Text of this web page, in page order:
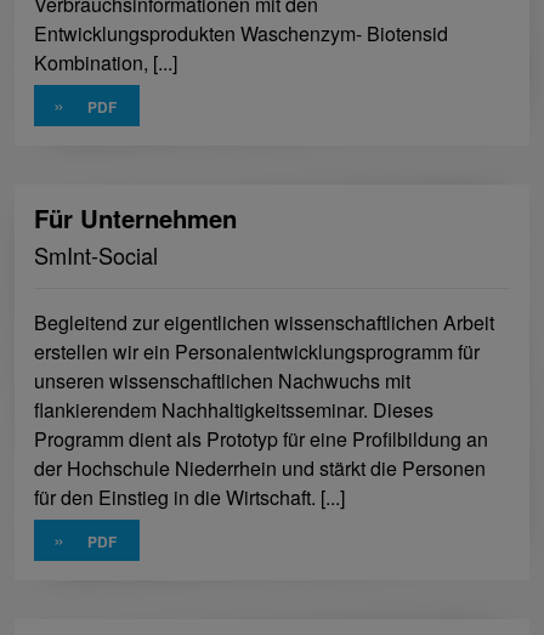
Entwicklungsprodukten Waschenzym- Biotensid
Kombination, [...]
»
Für Unternehmen
SmInt-Social
Begleitend zur eigentlichen wissenschaftlichen Arbeit
erstellen wir ein Personalentwicklungsprogramm für
unseren wissenschaftlichen Nachwuchs mit
flankierendem Nachhaltigkeitsseminar. Dieses
Programm dient als Prototyp für eine Profilbildung an
der Hochschule Niederrhein und stärkt die Personen
für den Einstieg in die Wirtschaft. [...]
»